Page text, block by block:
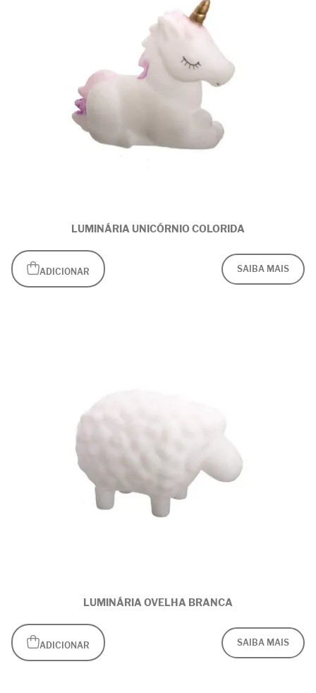
LUMINÁRIA UNICÓRNIO COLORIDA
ADICIONAR SAIBA MAIS
LUMINÁRIA OVELHA BRANCA
ADICIONAR SAIBA MAIS